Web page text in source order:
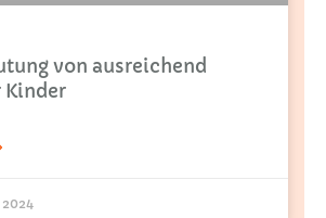
von ausreichend
Kinder